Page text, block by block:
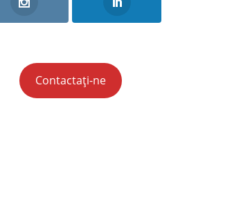
Contactați-ne